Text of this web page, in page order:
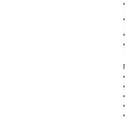
•
•
•
•
•
•
•
•
•